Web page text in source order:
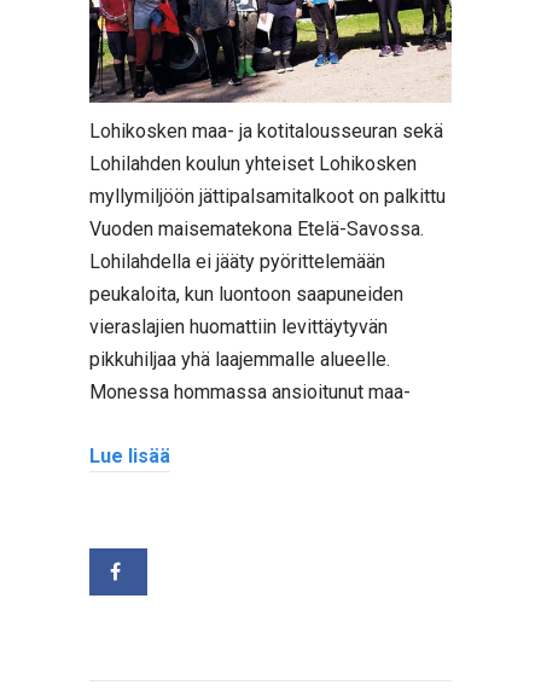
Lohikosken maa- ja kotitalousseuran sekä
Lohilahden koulun yhteiset Lohikosken
myllymiljöön jättipalsamitalkoot on palkittu
Vuoden maisematekona Etelä-Savossa.
Lohilahdella ei jääty pyörittelemään
peukaloita, kun luontoon saapuneiden
vieraslajien huomattiin levittäytyvän
pikkuhiljaa yhä laajemmalle alueelle.
Monessa hommassa ansioitunut maa-
Lue lisää